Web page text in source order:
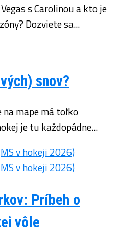
s Carolinou a kto je
Dozviete sa...
snov?
na mape má toľko
je tu každopádne...
Príbeh o
vôle